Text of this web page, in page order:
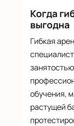
Когда
выгодна
Гибкая
обучения,
растущей